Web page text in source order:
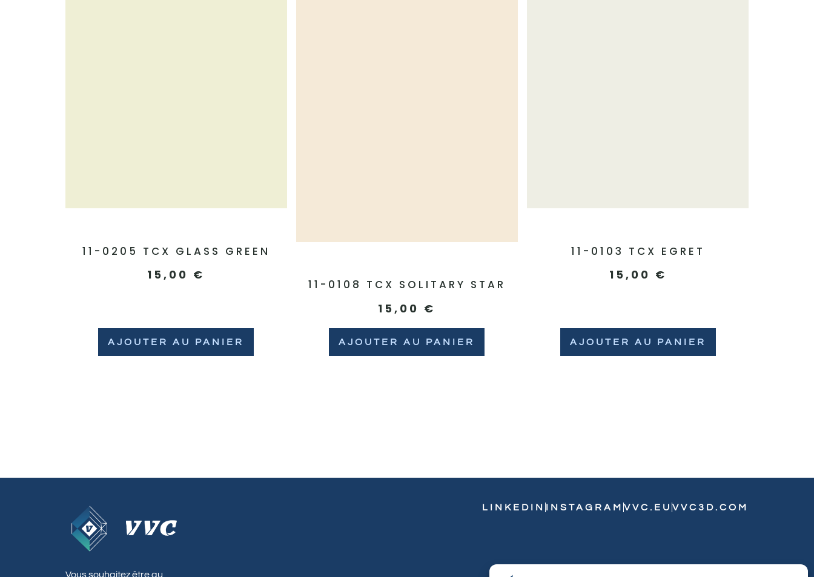
11-0205 TCX GLASS GREEN
15,00 €
AJOUTER AU PANIER
11-0108 TCX SOLITARY STAR
15,00 €
AJOUTER AU PANIER
11-0103 TCX EGRET
15,00 €
AJOUTER AU PANIER
Vous souhaitez être au
LINKEDIN INSTAGRAM VVC.EU VVC3D.COM